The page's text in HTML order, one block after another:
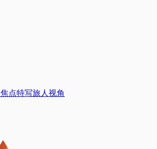
焦点特写旅人视角